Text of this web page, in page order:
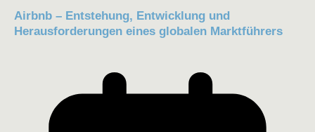
Airbnb – Entstehung, Entwicklung und
Herausforderungen eines globalen Marktführers